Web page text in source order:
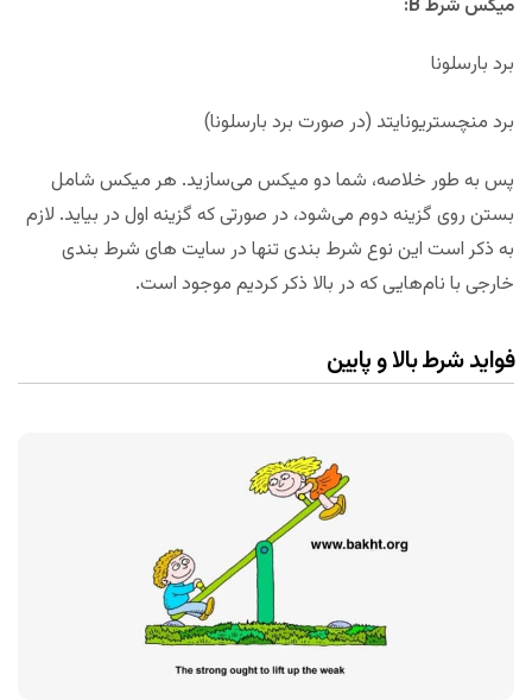
میکس شرط B:
برد بارسلونا
برد منچستریونایتد (در صورت برد بارسلونا)
پس به طور خلاصه، شما دو میکس می‌سازید. هر میکس شامل
بستن روی گزینه دوم می‌شود، در صورتی که گزینه اول در بیاید. لازم
به ذکر است این نوع شرط بندی تنها در سایت های شرط بندی
خارجی با نام‌هایی که در بالا ذکر کردیم موجود است.
فواید شرط بالا و پایین